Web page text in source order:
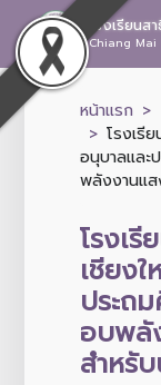
โรงเรียน
Chiang Mai
หน้าแรก
โรงเรี
อนุบาลและ
พลังงานแส
โรงเ
เชียง
ประถ
อบพลั
สำหรั